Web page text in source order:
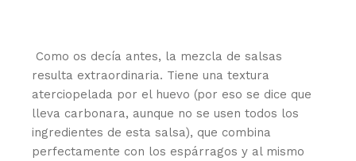
Como os decía antes, la mezcla de salsas
resulta extraordinaria. Tiene una textura
aterciopelada por el huevo (por eso se dice que
lleva carbonara, aunque no se usen todos los
ingredientes de esta salsa), que combina
perfectamente con los espárragos y al mismo